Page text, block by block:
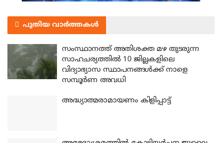
പുതിയ വാർത്തകൾ
സംസ്ഥാനത്ത് അതിശക്ത മഴ തുടരുന്ന
സാഹചര്യത്തിൽ 10 ജില്ലകളിലെ
വിദ്യാഭ്യാസ സ്ഥാപനങ്ങൾക്ക് നാളെ
സമ്പൂർണ അവധി
അദ്ധ്യാത്മരാമായണം കിളിപ്പാട്ട്